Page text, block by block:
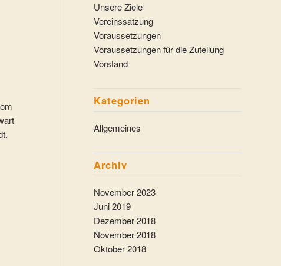
Unsere Ziele
Vereinssatzung
Voraussetzungen
Voraussetzungen für die Zuteilung
Vorstand
Kategorien
Allgemeines
Archiv
November 2023
Juni 2019
Dezember 2018
November 2018
Oktober 2018